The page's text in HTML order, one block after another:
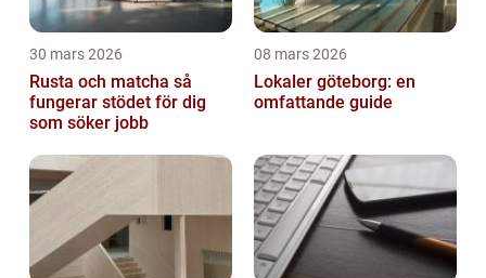
30 mars 2026
Rusta och matcha så
fungerar stödet för dig
som söker jobb
08 mars 2026
Lokaler göteborg: en
omfattande guide